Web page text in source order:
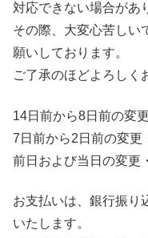
対応できない場合があ
その際、大変心苦しい
願いしております。
ご了承のほどよろしく
14日前から8日前の変
7日前から2日前の変更
前日および当日の変更
お支払いは、銀行振り
いたします。